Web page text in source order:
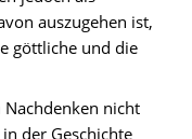
auszugehen ist,
göttliche und die
nicht
der Geschichte